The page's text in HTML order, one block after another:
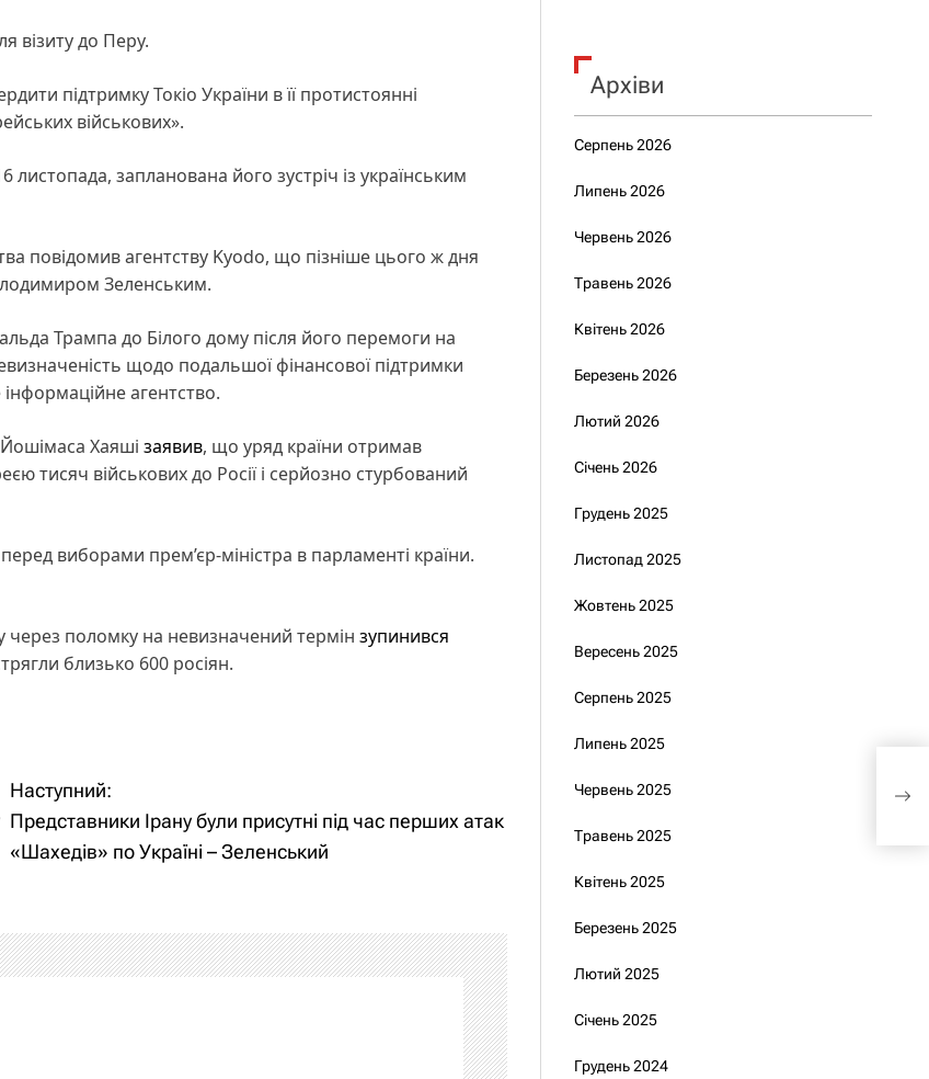
візиту до Перу.
підтримку Токіо України в її протистоянні
військових».
запланована його зустріч із українським
повідомив агентству Kyodo, що пізніше цього ж дня
Зеленським.
Трампа до Білого дому після його перемоги на
щодо подальшої фінансової підтримки
інформаційне агентство.
Йошімаса Хаяші заявив, що уряд країни отримав
тисяч військових до Росії і серйозно стурбований
перед виборами прем’єр-міністра в парламенті країни.
поломку на невизначений термін зупинився
близько 600 росіян.
Наступний:
Представники Ірану були присутні під час перших атак
«Шахедів» по Україні – Зеленський
Архіви
Серпень 2026
Липень 2026
Червень 2026
Травень 2026
Квітень 2026
Березень 2026
Лютий 2026
Січень 2026
Грудень 2025
Листопад 2025
Жовтень 2025
Вересень 2025
Серпень 2025
Липень 2025
Червень 2025
Травень 2025
Квітень 2025
Березень 2025
Лютий 2025
Січень 2025
Грудень 2024
під